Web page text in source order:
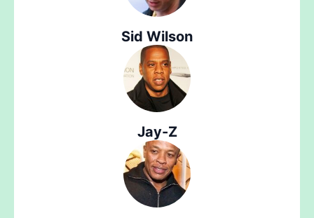
Sid Wilson
Jay-Z